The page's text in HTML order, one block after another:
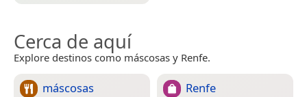
Cerca de aquí
Explore destinos como máscosas y Renfe.
máscosas Renfe